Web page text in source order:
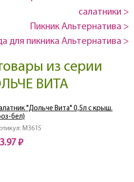
салатники >
Пикник Альтернатива >
для пикника Альтернатива >
из серии
ВИТА
M3615
"Дольче Вита" 0,5л с крыш.
бел)
₽